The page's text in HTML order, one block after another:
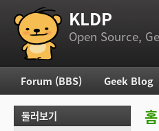
부 메뉴 KLDP
Open Source,
현
홈
주 메뉴
Forum (BBS) Geek Blog
둘러보기